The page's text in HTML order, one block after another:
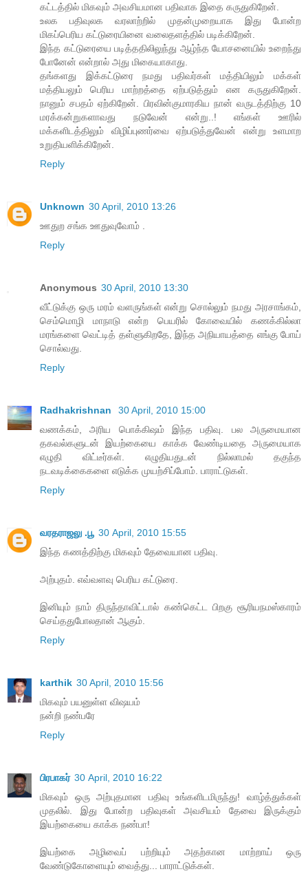
கட்டத்தில் மிகவும் அவசியமான பதிவாக இதை கருதுகிறேன்.
உலக பதிவுலக வரலாற்றில் முதன்முறையாக இது போன்ற
மிகப்பெரிய கட்டுரையினை வலைதளத்தில் படிக்கிறேன்.
இந்த கட்டுரையை படித்ததிலிலுந்து ஆழ்ந்த யோசனையில் உறைந்து
போனேன் என்றால் அது மிகையாகாது.
தங்களது இக்கட்டுரை நமது பதிவர்கள் மத்தியிலும் மக்கள்
மத்தியலும் பெரிய மாற்றத்தை ஏற்படுத்தும் என கருதுகிறேன்.
நானும் சபதம் ஏற்கிறேன். பிரவின்குமாரகிய நான் வருடத்திற்கு 10
மரக்கன்றுகளாவது நடுவேன் என்று..! எங்கள் ஊரில்
மக்களிடத்திலும் விழிப்புணர்வை ஏற்படுத்துவேன் என்று உளமாற
உறுதியளிக்கிறேன்.
Reply
Unknown 30 April, 2010 13:26
ஊதுற சங்க ஊதுவுவோம் .
Reply
Anonymous 30 April, 2010 13:30
வீட்டுக்கு ஒரு மரம் வளருங்கள் என்று சொல்லும் நமது அரசாங்கம்,
செம்மொழி மாநாடு என்ற பெயரில் கோவையில் கணக்கில்லா
மரங்களை வெட்டித் தள்ளுகிறதே, இந்த அநியாயத்தை எங்கு போய்
சொல்வது.
Reply
Radhakrishnan
30 April, 2010 15:00
வணக்கம், அரிய பொக்கிஷம் இந்த பதிவு. பல அருமையான
தகவல்களுடன் இயற்கையை காக்க வேண்டியதை அருமையாக
எழுதி விட்டீர்கள். எழுதியதுடன் நில்லாமல் தகுந்த
நடவடிக்கைகளை எடுக்க முயற்சிப்போம். பாராட்டுகள்.
Reply
வரதராஜலு .பூ 30 April, 2010 15:55
இந்த கணத்திற்கு மிகவும் தேவையான பதிவு.
அற்புதம். எவ்வளவு பெரிய கட்டுரை.
இனியும் நாம் திருந்தாவிட்டால் கண்கெட்ட பிறகு சூரியநமஸ்காரம்
செய்ததுபோலதான் ஆகும்.
Reply
karthik 30 April, 2010 15:56
மிகவும் பயனுள்ள விஷயம்
நன்றி நண்பரே
Reply
பிரபாகர் 30 April, 2010 16:22
மிகவும் ஒரு அற்புதமான பதிவு உங்களிடமிருந்து! வாழ்த்துக்கள்
முதலில். இது போன்ற பதிவுகள் அவசியம் தேவை இருக்கும்
இயற்கையை காக்க நண்பா!
இயற்கை அழிவைப் பற்றியும் அதற்கான மாற்றாய் ஒரு
வேண்டுகோளையும் வைத்து... பாராட்டுக்கள்.